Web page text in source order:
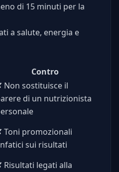
di 15 minuti per la
a salute, energia e
Contro
Non sostituisce il
di un nutrizionista
Toni promozionali
sui risultati
Risultati legati alla